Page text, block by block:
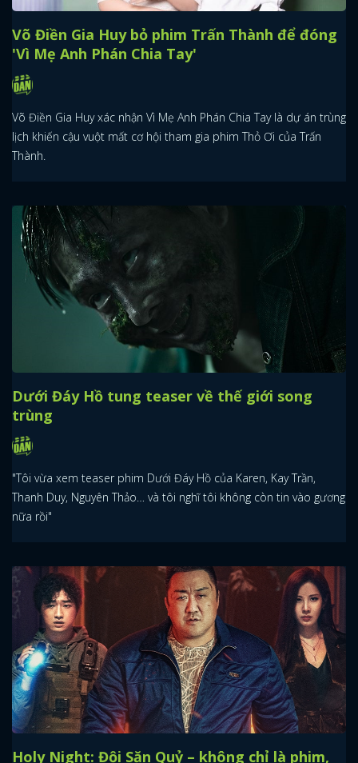
Võ Điền Gia Huy bỏ phim Trấn Thành để đóng
'Vì Mẹ Anh Phán Chia Tay'
Võ Điền Gia Huy xác nhận Vì Mẹ Anh Phán Chia Tay là dự án trùng
lịch khiến cậu vuột mất cơ hội tham gia phim Thỏ Ơi của Trấn
Thành.
Dưới Đáy Hồ tung teaser về thế giới song
trùng
"Tôi vừa xem teaser phim Dưới Đáy Hồ của Karen, Kay Trần,
Thanh Duy, Nguyên Thảo… và tôi nghĩ tôi không còn tin vào gương
nữa rồi"
Holy Night: Đội Săn Quỷ – không chỉ là phim,